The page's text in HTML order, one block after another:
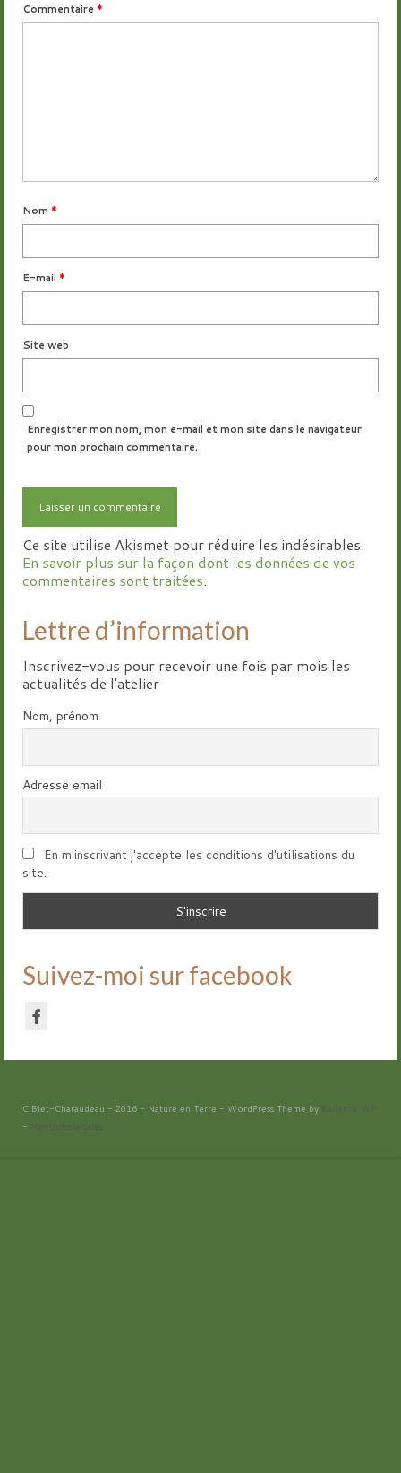
Commentaire *
Nom *
E-mail *
Site web
Enregistrer mon nom, mon e-mail et mon site dans le navigateur
pour mon prochain commentaire.
Ce site utilise Akismet pour réduire les indésirables.
En savoir plus sur la façon dont les données de vos
commentaires sont traitées.
Lettre d’information
Inscrivez-vous pour recevoir une fois par mois les
actualités de l'atelier
Nom, prénom
Adresse email
En m'inscrivant j'accepte les conditions d'utilisations du
site.
Suivez-moi sur facebook
C.Blet-Charaudeau - 2016 - Nature en Terre - WordPress Theme by
Kadence WP
- Mentions légales